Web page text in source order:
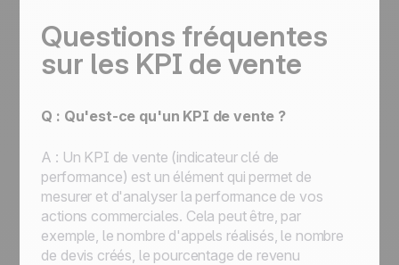
Questions fréquentes
sur les KPI de vente
Q : Qu'est-ce qu'un KPI de vente ?
A : Un KPI de vente (indicateur clé de
performance) est un élément qui permet de
mesurer et d'analyser la performance de vos
actions commerciales. Cela peut être, par
exemple, le nombre d'appels réalisés, le nombre
de devis créés, le pourcentage de revenu